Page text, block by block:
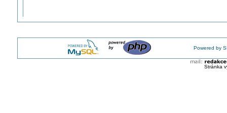
Powered by
Stránka